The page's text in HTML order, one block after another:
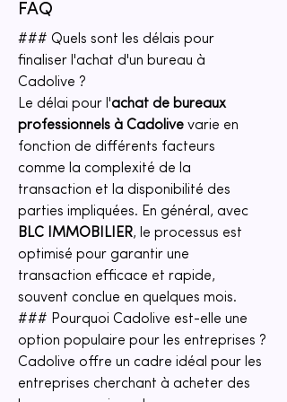
FAQ
### Quels sont les délais pour
finaliser l'achat d'un bureau à
Cadolive ?
Le délai pour l'achat de bureaux
professionnels à Cadolive varie en
fonction de différents facteurs
comme la complexité de la
transaction et la disponibilité des
parties impliquées. En général, avec
BLC IMMOBILIER, le processus est
optimisé pour garantir une
transaction efficace et rapide,
souvent conclue en quelques mois.
### Pourquoi Cadolive est-elle une
option populaire pour les entreprises ?
Cadolive offre un cadre idéal pour les
entreprises cherchant à acheter des